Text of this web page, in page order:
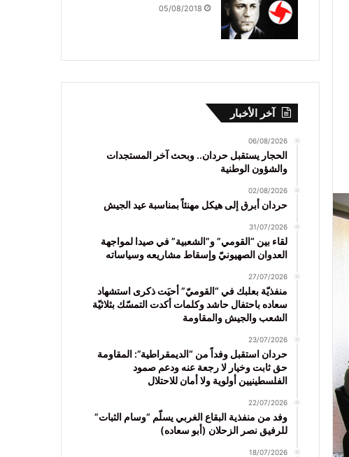
05/08/2018
آخر الأخبار
06/08/2026
الحجار يستقبل حردان.. وبحث آخر المستجدات
والشؤون الوطنية
02/08/2026
حردان أبرق إلى هيكل مهنئاً بمناسبة عيد الجيش
31/07/2026
لقاء بين “القومي” و”الشعبية” في صيدا لمواجهة
العدوان الصهيونيّ وإسقاط مشاريعه وسياساته
27/07/2026
منفذيّة بعلبك في “القوميّ” أحيَت ذكرى استشهاد
سعاده باحتفال حاشد وكلمات أكدت التمسّك بثلاثيّة
الشعب والجيش والمقاومة
23/07/2026
حردان استقبل وفداً من “الديمقراطية”: المقاومة
حق ثابت وخيار لا رجعة عنه ودعم صمود
الفلسطينيين أولوية ولا أمان للاحتلال
22/07/2026
وفد من منفذية البقاع الغربي يسلّم “وسام الثبات”
للرفيق نصر الزحلان (أبو سعاده)
18/07/2026